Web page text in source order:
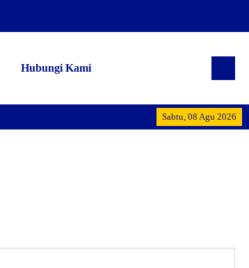
Hubungi Kami
Sabtu, 08 Agu 2026